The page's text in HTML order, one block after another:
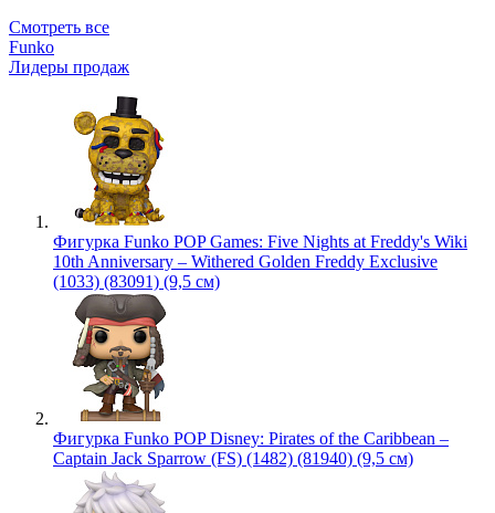
Смотреть все
Funko
Лидеры продаж
Фигурка Funko POP Games: Five Nights at Freddy's Wiki
10th Anniversary – Withered Golden Freddy Exclusive
(1033) (83091) (9,5 см)
Фигурка Funko POP Disney: Pirates of the Caribbean –
Captain Jack Sparrow (FS) (1482) (81940) (9,5 см)